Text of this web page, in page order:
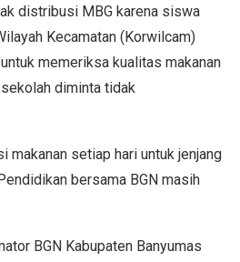
distribusi MBG karena siswa
Kecamatan (Korwilcam)
memeriksa kualitas makanan
diminta tidak
setiap hari untuk jenjang
bersama BGN masih
BGN Kabupaten Banyumas